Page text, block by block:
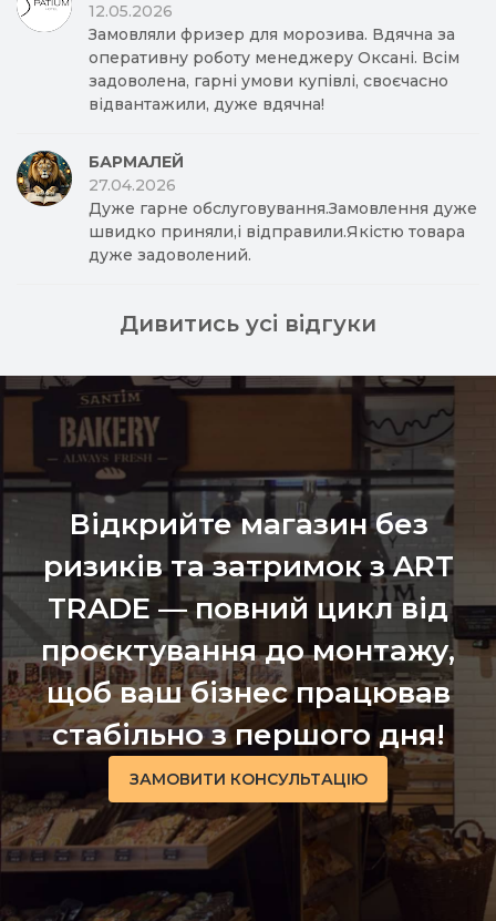
12.05.2026
Замовляли фризер для морозива. Вдячна за
оперативну роботу менеджеру Оксані. Всім
задоволена, гарні умови купівлі, своєчасно
відвантажили, дуже вдячна!
БАРМАЛЕЙ
27.04.2026
Дуже гарне обслуговування.Замовлення дуже
швидко приняли,і відправили.Якістю товара
дуже задоволений.
Дивитись усі відгуки
Відкрийте магазин без
ризиків та затримок з ART
TRADE — повний цикл від
проєктування до монтажу,
щоб ваш бізнес працював
стабільно з першого дня!
ЗАМОВИТИ КОНСУЛЬТАЦІЮ